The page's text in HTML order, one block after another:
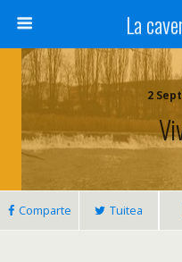
La
2
Comparte Tuitea